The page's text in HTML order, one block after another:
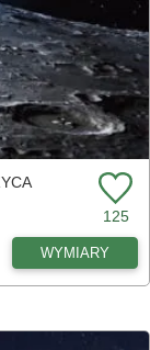
125
WYMIARY